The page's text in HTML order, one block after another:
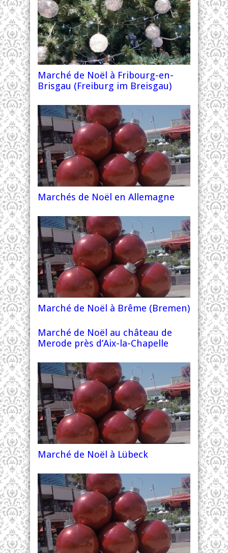
Marché de Noël à Fribourg-en-
Brisgau (Freiburg im Breisgau)
Marchés de Noël en Allemagne
Marché de Noël à Brême (Bremen)
Marché de Noël au château de
Merode près d’Aix-la-Chapelle
Marché de Noël à Lübeck